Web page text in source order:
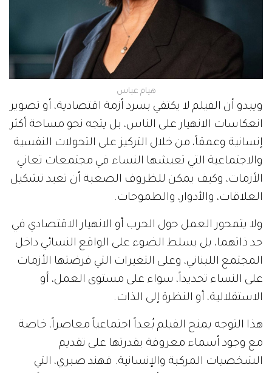
هيام عباس
ويبدو أن الفيلم لا يكتفي بسرد أزمة اقتصادية، أو تصوير
انعكاسات الانهيار على الناس، بل يتجه نحو مساحة أكثر
إنسانية وعمقاً، من خلال التركيز على التحولات النفسية
والاجتماعية التي تعيشها النساء في مجتمعات تعاني
الأزمات، وكيف يمكن للظروف الصعبة أن تعيد تشكيل
العلاقات، والأدوار، والطموحات.
ولا يتمحور العمل حول الحرب أو الانهيار الاقتصادي في
حد ذاتهما، بل يسلط الضوء على الواقع النسائي داخل
المجتمع اللبناني، وعلى التغيرات التي فرضتها الأزمات
على النساء تحديداً، سواء على مستوى العمل، أو
الاستقلالية، أو النظرة إلى الذات.
هذا التوجه يمنح الفيلم بُعداً اجتماعياً معاصراً، خاصة
مع وجود أسماء معروفة بقدرتها على تقديم
الشخصيات المركبة والإنسانية. فهند صبري، التي